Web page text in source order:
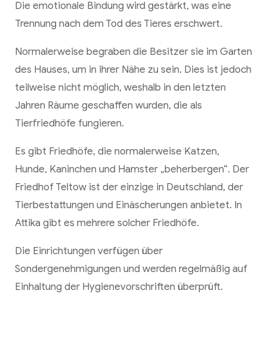
Die emotionale Bindung wird gestärkt, was eine
Trennung nach dem Tod des Tieres erschwert.
Normalerweise begraben die Besitzer sie im Garten
des Hauses, um in ihrer Nähe zu sein. Dies ist jedoch
teilweise nicht möglich, weshalb in den letzten
Jahren Räume geschaffen wurden, die als
Tierfriedhöfe fungieren.
Es gibt Friedhöfe, die normalerweise Katzen,
Hunde, Kaninchen und Hamster „beherbergen“. Der
Friedhof Teltow ist der einzige in Deutschland, der
Tierbestattungen und Einäscherungen anbietet. In
Attika gibt es mehrere solcher Friedhöfe.
Die Einrichtungen verfügen über
Sondergenehmigungen und werden regelmäßig auf
Einhaltung der Hygienevorschriften überprüft.